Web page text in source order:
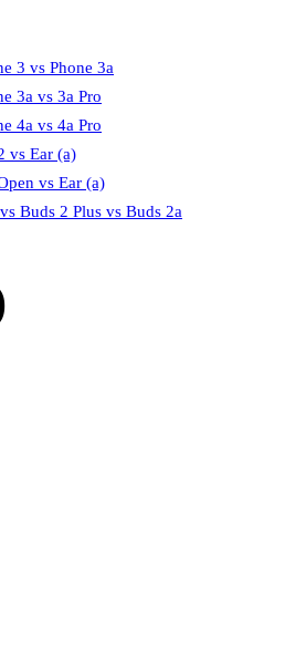
3 vs Phone 3a
3a vs 3a Pro
4a vs 4a Pro
vs Ear (a)
vs Ear (a)
Buds 2 Plus vs Buds 2a